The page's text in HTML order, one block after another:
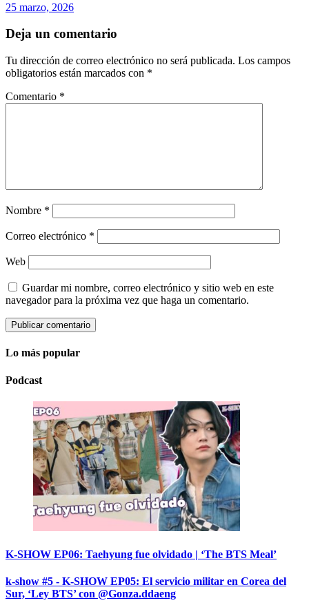
25 marzo, 2026
Deja un comentario
Tu dirección de correo electrónico no será publicada. Los campos
obligatorios están marcados con *
Comentario *
Nombre *
Correo electrónico *
Web
Guardar mi nombre, correo electrónico y sitio web en este
navegador para la próxima vez que haga un comentario.
Lo más popular
Podcast
K-SHOW EP06: Taehyung fue olvidado | ‘The BTS Meal’
k-show #5 - K-SHOW EP05: El servicio militar en Corea del
Sur, ‘Ley BTS’ con @Gonza.ddaeng